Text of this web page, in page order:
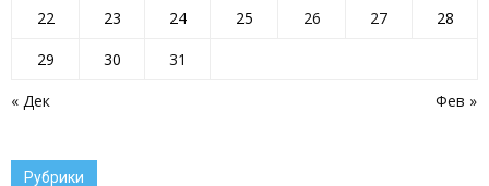
« Дек Фев »
22
23 24 25 26 27
28
29
30 31
Рубрики